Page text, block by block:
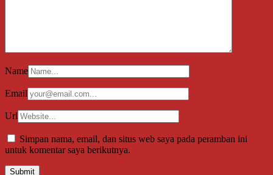
Name
Email
Url
Simpan nama, email, dan situs web saya pada peramban ini
untuk komentar saya berikutnya.